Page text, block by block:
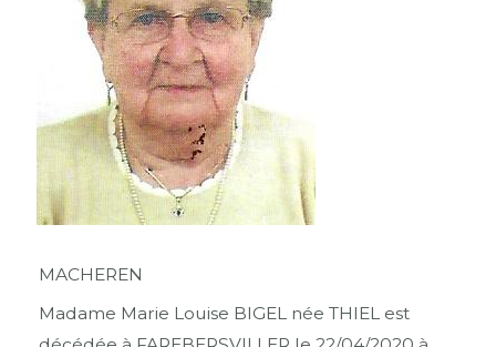
MACHEREN
Madame Marie Louise BIGEL née THIEL est